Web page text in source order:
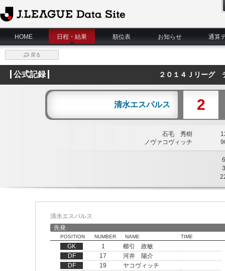
J.League Data Site
HOME
日程・結果 順位表 お知らせ 通算
戻る
公式記録 ２０１４Ｊリーグ
清水エスパルス 2
石毛 秀樹
ノヴァコヴィッチ
6
3
清水エスパルス
先発
POSITION NUMBER NAME TIME
GK 1
櫛引 政敏
DF
17
河井 陽介
DF
19
ヤコヴィッチ